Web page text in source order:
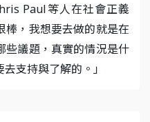
Paul等人在社會正義
棒，我想要去做的就是在
些議題，真實的情況是什
支持與了解的。」